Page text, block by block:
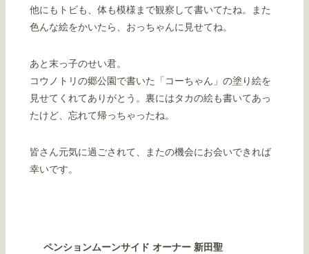
他にもトビも、体も模様まで観察して書いてたね。また
色んな絵をかいたら、おっちゃんに見せてね。
あと末っ子のせい君。
コウノトリの郷公園で書いた「コーちゃん」の塗り絵を
見せてくれてありがとう。裏にはタカの絵も書いてあっ
たけど、忘れて帰っちゃったね。
皆さん元気に過ごされて、またの機会にお会いできれば
幸いです。
ペンションムーンサイド オーナー 新田聖